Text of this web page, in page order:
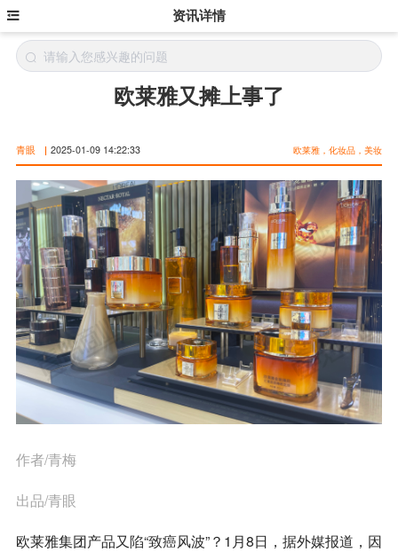
资讯详情
欧莱雅又摊上事了
青眼 | 2025-01-09 14:22:33 欧莱雅，化妆品，美妆
作者/青梅
出品/青眼
欧莱雅集团产品又陷“致癌风波”？1月8日，据外媒报道，因